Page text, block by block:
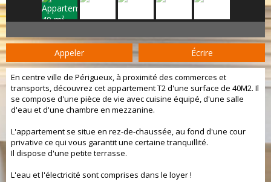
Appeler Écrire
En centre ville de Périgueux, à proximité des commerces et
transports, découvrez cet appartement T2 d'une surface de 40M2. Il
se compose d'une pièce de vie avec cuisine équipé, d'une salle
d'eau et d'une chambre en mezzanine.
L'appartement se situe en rez-de-chaussée, au fond d'une cour
privative ce qui vous garantit une certaine tranquillité.
Il dispose d'une petite terrasse.
L'eau et l'électricité sont comprises dans le loyer !